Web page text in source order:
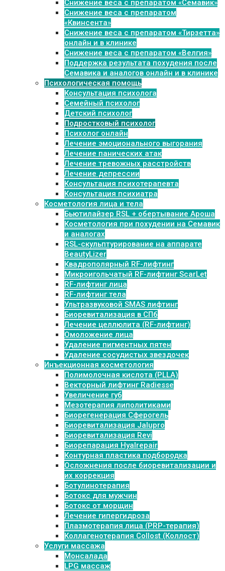
Cнижение веса с препаратом «Семавик»
Снижение веса с препаратом
«Квинсента»
Снижение веса с препаратом «Тирзетта»
онлайн и в клинике
Снижение веса с препаратом «Велгия»
Поддержка результата похудения после
Семавика и аналогов онлайн и в клинике
Психологическая помощь
Консультация психолога
Семейный психолог
Детский психолог
Подростковый психолог
Психолог онлайн
Лечение эмоционального выгорания
Лечение панических атак
Лечение тревожных расстройств
Лечение депрессии
Консультация психотерапевта
Консультация психиатра
Косметология лица и тела
Бьютилайзер RSL + обертывание Ароша
Косметология при похудении на Семавик
и аналогах
RSL-скульптурирование на аппарате
BeautyLizer
Квадрополярный RF-лифтинг
Микроигольчатый RF-лифтинг ScarLet
RF-лифтинг лица
RF-лифтинг тела
Ультразвуковой SMAS лифтинг
Биоревитализация в СПб
Лечение целлюлита (RF-лифтинг)
Омоложение лица
Удаление пигментных пятен
Удаление сосудистых звездочек
Инъекционная косметология
Полимолочная кислота (PLLA)
Векторный лифтинг Radiesse
Увеличение губ
Мезотерапия липолитиками
Биорегенерация Сферогель
Биоревитализация Jalupro
Биоревитализация Revi
Биорепарация Hyalrepair
Контурная пластика подбородка
Осложнения после биоревитализации и
их коррекция
Ботулинотерапия
Ботокс для мужчин
Ботокс от морщин
Лечение гипергидроза
Плазмотерапия лица (PRP-терапия)
Коллагенотерапия Collost (Коллост)
Услуги массажа
Монсалада
LPG массаж